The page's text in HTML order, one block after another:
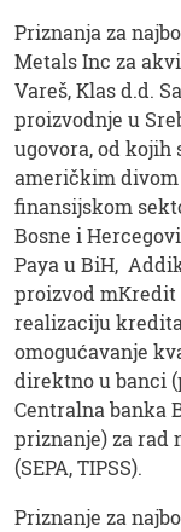
Priznanja za
Metals Inc za
Vareš, Klas d.d.
proizvodnje u
ugovora, od kojih
američkim divom
finansijskom
Bosne i
Paya u BiH,
proizvod mKredit
realizaciju
omogućavanje
direktno u banci
Centralna banka
priznanje) za rad
(SEPA, TIPSS).
Priznanje za